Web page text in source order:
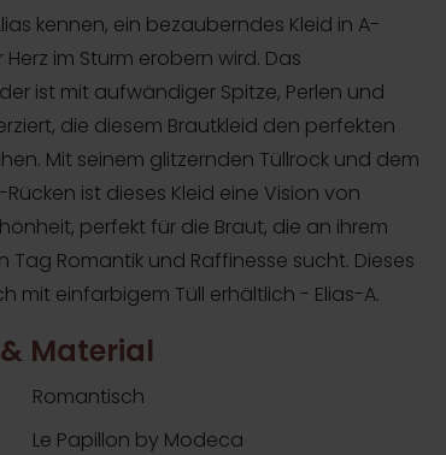
kennen, ein bezauberndes Kleid in A-
Herz im Sturm erobern wird. Das
ist mit aufwändiger Spitze, Perlen und
die diesem Brautkleid den perfekten
Mit seinem glitzernden Tüllrock und dem
ist dieses Kleid eine Vision von
perfekt für die Braut, die an ihrem
Tag Romantik und Raffinesse sucht. Dieses
mit einfarbigem Tüll erhältlich - Elias-A.
Material
Romantisch
Le Papillon by Modeca